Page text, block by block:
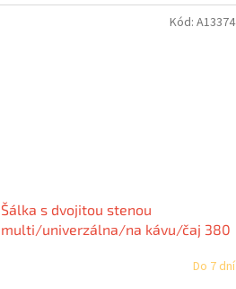
Šálka s dvojitou stenou
multi/univerzálna/na kávu/čaj 380
Do 7 dní
Kód: A13374